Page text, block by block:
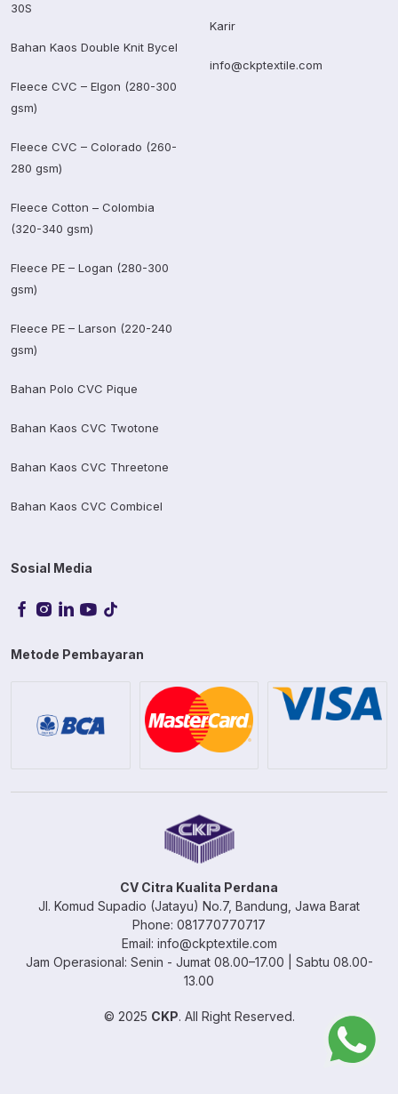
30S
Bahan Kaos Double Knit Bycel
Fleece CVC – Elgon (280-300
gsm)
Fleece CVC – Colorado (260-
280 gsm)
Fleece Cotton – Colombia
(320-340 gsm)
Fleece PE – Logan (280-300
gsm)
Fleece PE – Larson (220-240
gsm)
Bahan Polo CVC Pique
Bahan Kaos CVC Twotone
Bahan Kaos CVC Threetone
Bahan Kaos CVC Combicel
Karir
info@ckptextile.com
Sosial Media
Metode Pembayaran
CV Citra Kualita Perdana
Jl. Komud Supadio (Jatayu) No.7, Bandung, Jawa Barat
Phone: 081770770717
Email: info@ckptextile.com
Jam Operasional: Senin - Jumat 08.00–17.00 | Sabtu 08.00-
13.00
© 2025 CKP. All Right Reserved.